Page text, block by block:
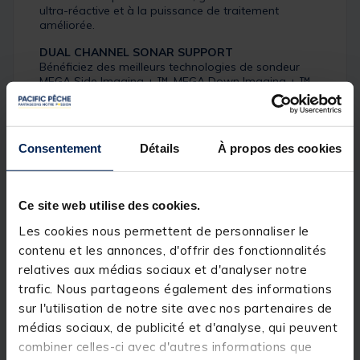
Consentement Détails À propos des cookies
Ce site web utilise des cookies.
Les cookies nous permettent de personnaliser le
contenu et les annonces, d'offrir des fonctionnalités
relatives aux médias sociaux et d'analyser notre
trafic. Nous partageons également des informations
sur l'utilisation de notre site avec nos partenaires de
médias sociaux, de publicité et d'analyse, qui peuvent
combiner celles-ci avec d'autres informations que
ultra-réactive et à la puissance de traitement
améliorée.
DUAL CHANNEL SONAR SUPPORT
Bénéficiez des meilleurs technologies de sondeur
MEGA Side Imaging + ™, MEGA Down Imaging + ™
et Dual Spectrum CHIRP, avec encore plus de
performances grâce aux sondes supplémentaires
AIRMAR® (jusqu’à 2 kW), ainsi qu’un identifiant “xid”
de sonde intégré pour une configuration rapide et
facile.
plusieurs écran multi fonction et ou accessoires
comme le Radar un Moteur, un treuil etc... limitant
ainsi le recours à un HUB Ethernet.
• Réseau NMEA 2000® pour prendre en charge
pratiquement toutes les données et accessoires
NMEA 2000, comme les informations moteurs, celles
de consommation, des données vitesse vent et
données atmosphériques.
• Communication Bluetooth® et Wi-Fi pour la prise
en charge des accessoires Humminbird et Minn Kota,
ainsi que la fonctionnalité Navionics®.